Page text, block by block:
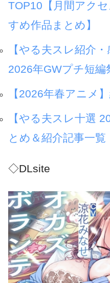
TOP10【月間アク
すめ作品まとめ】
【やる夫スレ紹介
2026年GWプチ短
【2026年春アニメ
【やる夫スレ十選
とめ＆紹介記事一覧
◇DLsite